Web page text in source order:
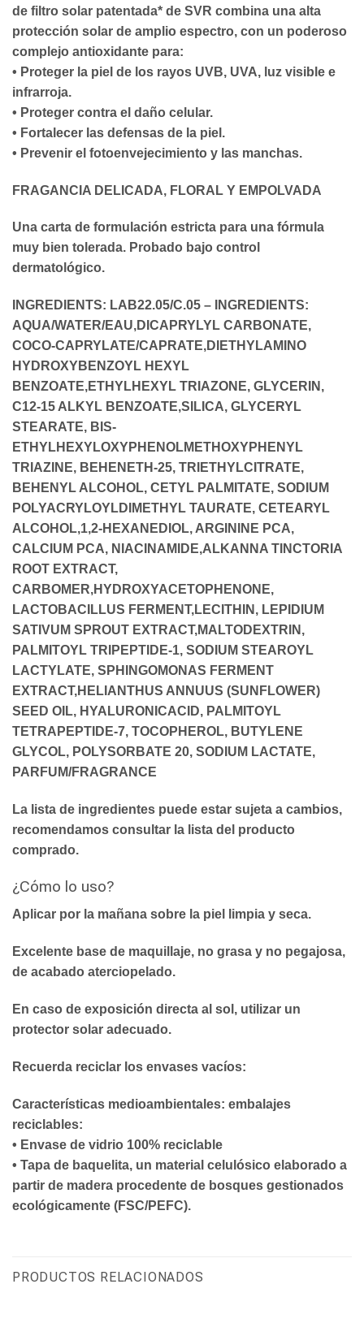
de filtro solar patentada* de SVR combina una alta
protección solar de amplio espectro, con un poderoso
complejo antioxidante para:
• Proteger la piel de los rayos UVB, UVA, luz visible e
infrarroja.
• Proteger contra el daño celular.
• Fortalecer las defensas de la piel.
• Prevenir el fotoenvejecimiento y las manchas.
FRAGANCIA DELICADA, FLORAL Y EMPOLVADA
Una carta de formulación estricta para una fórmula
muy bien tolerada. Probado bajo control
dermatológico.
INGREDIENTS: LAB22.05/C.05 – INGREDIENTS:
AQUA/WATER/EAU,DICAPRYLYL CARBONATE,
COCO-CAPRYLATE/CAPRATE,DIETHYLAMINO
HYDROXYBENZOYL HEXYL
BENZOATE,ETHYLHEXYL TRIAZONE, GLYCERIN,
C12-15 ALKYL BENZOATE,SILICA, GLYCERYL
STEARATE, BIS-
ETHYLHEXYLOXYPHENOLMETHOXYPHENYL
TRIAZINE, BEHENETH-25, TRIETHYLCITRATE,
BEHENYL ALCOHOL, CETYL PALMITATE, SODIUM
POLYACRYLOYLDIMETHYL TAURATE, CETEARYL
ALCOHOL,1,2-HEXANEDIOL, ARGININE PCA,
CALCIUM PCA, NIACINAMIDE,ALKANNA TINCTORIA
ROOT EXTRACT,
CARBOMER,HYDROXYACETOPHENONE,
LACTOBACILLUS FERMENT,LECITHIN, LEPIDIUM
SATIVUM SPROUT EXTRACT,MALTODEXTRIN,
PALMITOYL TRIPEPTIDE-1, SODIUM STEAROYL
LACTYLATE, SPHINGOMONAS FERMENT
EXTRACT,HELIANTHUS ANNUUS (SUNFLOWER)
SEED OIL, HYALURONICACID, PALMITOYL
TETRAPEPTIDE-7, TOCOPHEROL, BUTYLENE
GLYCOL, POLYSORBATE 20, SODIUM LACTATE,
PARFUM/FRAGRANCE
La lista de ingredientes puede estar sujeta a cambios,
recomendamos consultar la lista del producto
comprado.
¿Cómo lo uso?
Aplicar por la mañana sobre la piel limpia y seca.
Excelente base de maquillaje, no grasa y no pegajosa,
de acabado aterciopelado.
En caso de exposición directa al sol, utilizar un
protector solar adecuado.
Recuerda reciclar los envases vacíos:
Características medioambientales: embalajes
reciclables:
• Envase de vidrio 100% reciclable
• Tapa de baquelita, un material celulósico elaborado a
partir de madera procedente de bosques gestionados
ecológicamente (FSC/PEFC).
PRODUCTOS RELACIONADOS